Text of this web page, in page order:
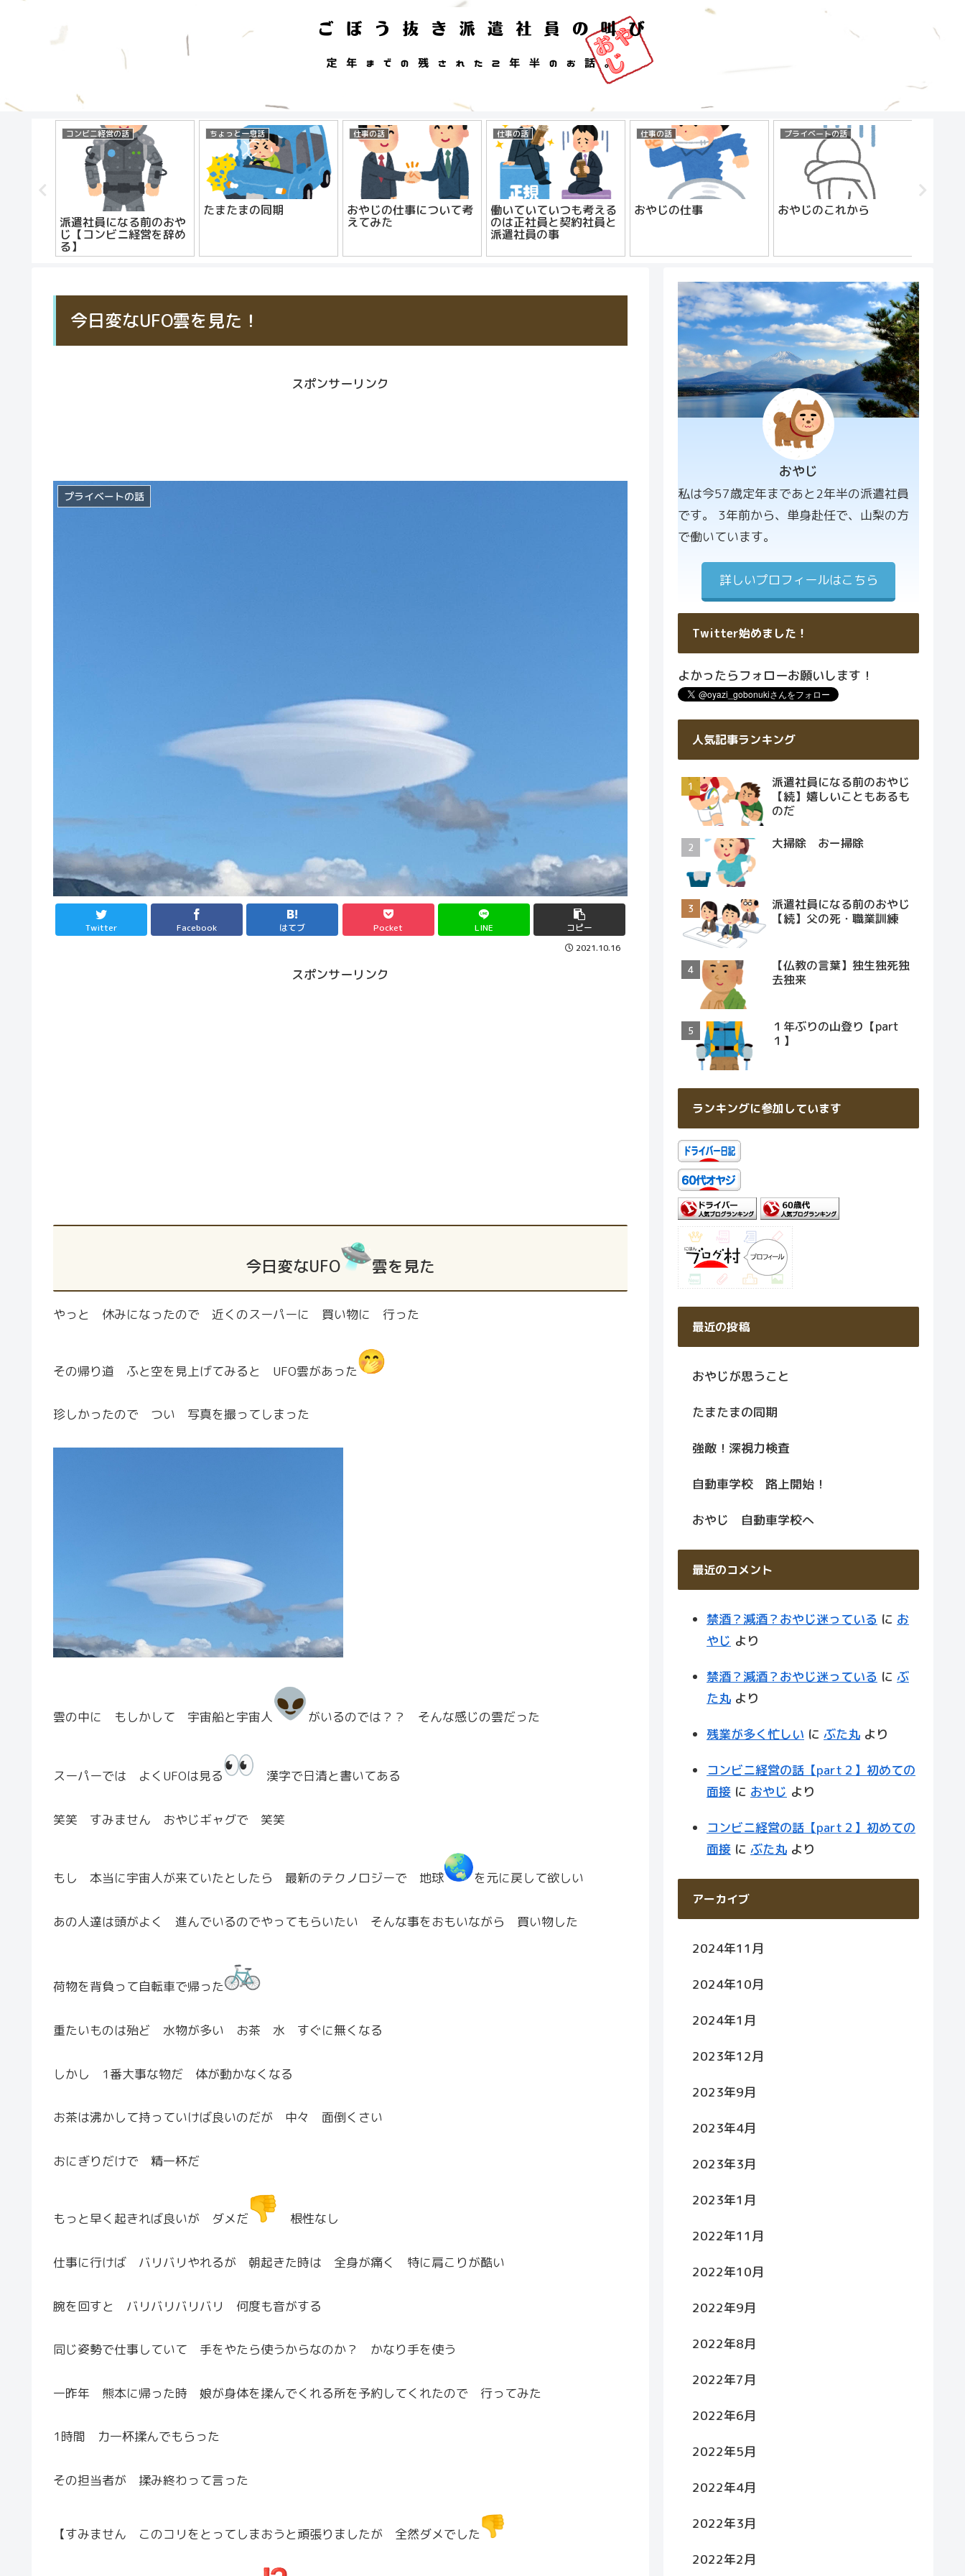
コンビニ経営の話
派遣社員になる前のおや
じ【コンビニ経営を辞め
る】
ちょっと一息話
たまたまの同期
仕事の話
おやじの仕事について考
えてみた
仕事の話
働いていていつも考える
のは正社員と契約社員と
派遣社員の事
仕事の話
おやじの仕事
プライベートの話
おやじのこれから
今日変なUFO雲を見た！
スポンサーリンク
プライベートの話
Twitter Facebook はてブ Pocket LINE
コピー
2021.10.16
スポンサーリンク
今日変なUFO 雲を見た
やっと 休みになったので 近くのスーパーに 買い物に 行った
その帰り道 ふと空を見上げてみると UFO雲があった
珍しかったので つい 写真を撮ってしまった
雲の中に もしかして 宇宙船と宇宙人 がいるのでは？？ そんな感じの雲だった
スーパーでは よくUFOは見る 漢字で日清と書いてある
笑笑 すみません おやじギャグで 笑笑
もし 本当に宇宙人が来ていたとしたら 最新のテクノロジーで 地球 を元に戻して欲しい
あの人達は頭がよく 進んでいるのでやってもらいたい そんな事をおもいながら 買い物した
荷物を背負って自転車で帰った
重たいものは殆ど 水物が多い お茶 水 すぐに無くなる
しかし 1番大事な物だ 体が動かなくなる
お茶は沸かして持っていけば良いのだが 中々 面倒くさい
おにぎりだけで 精一杯だ
もっと早く起きれば良いが ダメだ 根性なし
仕事に行けば バリバリやれるが 朝起きた時は 全身が痛く 特に肩こりが酷い
腕を回すと バリバリバリバリ 何度も音がする
同じ姿勢で仕事していて 手をやたら使うからなのか？ かなり手を使う
一昨年 熊本に帰った時 娘が身体を揉んでくれる所を予約してくれたので 行ってみた
1時間 力一杯揉んでもらった
その担当者が 揉み終わって言った
【すみません このコリをとってしまおうと頑張りましたが 全然ダメでした
プロフィー
ル画像
おやじ
私は今57歳定年まであと2年半の派遣社員
です。 3年前から、単身赴任で、山梨の方
で働いています。
詳しいプロフィールはこちら
Twitter始めました！
よかったらフォローお願いします！
人気記事ランキング
派遣社員になる前のおやじ
【続】嬉しいこともあるも
のだ
大掃除 おー掃除
派遣社員になる前のおやじ
【続】父の死・職業訓練
【仏教の言葉】独生独死独
去独来
１年ぶりの山登り【part
１】
ランキングに参加しています
最近の投稿
おやじが思うこと
たまたまの同期
強敵！深視力検査
自動車学校 路上開始！
おやじ 自動車学校へ
最近のコメント
禁酒？減酒？おやじ迷っている に お
やじ より
禁酒？減酒？おやじ迷っている に ぶ
た丸 より
残業が多く忙しい に ぶた丸 より
コンビニ経営の話【part２】初めての
面接 に おやじ より
コンビニ経営の話【part２】初めての
面接 に ぶた丸 より
アーカイブ
2024年11月
2024年10月
2024年1月
2023年12月
2023年9月
2023年4月
2023年3月
2023年1月
2022年11月
2022年10月
2022年9月
2022年8月
2022年7月
2022年6月
2022年5月
2022年4月
2022年3月
2022年2月